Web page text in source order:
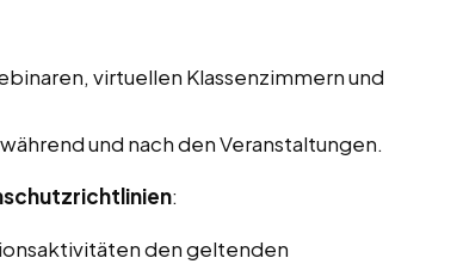
virtuellen Klassenzimmern und
und nach den Veranstaltungen.
:
den geltenden